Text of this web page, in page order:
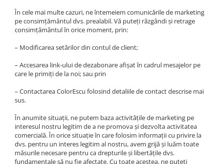
În cele mai multe cazuri, ne întemeiem comunicările de marketing
pe consimțământul dvs. prealabil. Vă puteți răzgândi și retrage
consimțământul în orice moment, prin:
– Modificarea setărilor din contul de client;
– Accesarea link-ului de dezabonare afișat în cadrul mesajelor pe
care le primiți de la noi; sau prin
– Contactarea ColorEscu folosind detaliile de contact descrise mai
sus.
În anumite situații, ne putem baza activitățile de marketing pe
interesul nostru legitim de a ne promova și dezvolta activitatea
comercială. În orice situație în care folosim informații cu privire la
dvs. pentru un interes legitim al nostru, avem grijă și luăm toate
măsurile necesare pentru ca drepturile și libertățile dvs.
fundamentale să nu fie afectate. Cu toate acestea, ne puteți